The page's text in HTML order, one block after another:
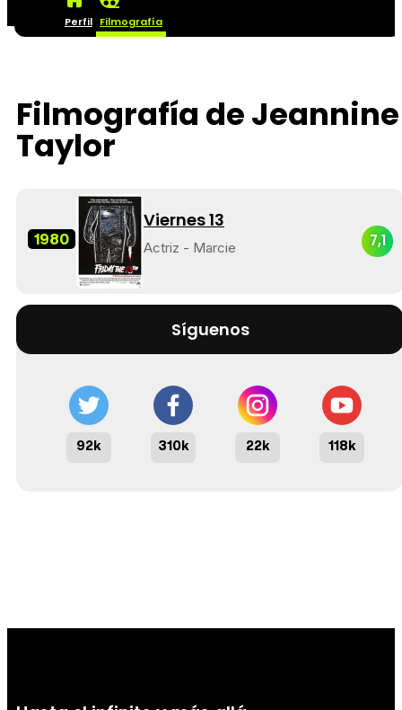
Perfil Filmografía
Filmografía de Jeannine
Taylor
1980
Viernes 13
Actriz - Marcie 7,1
Síguenos
92k 310k 22k 118k